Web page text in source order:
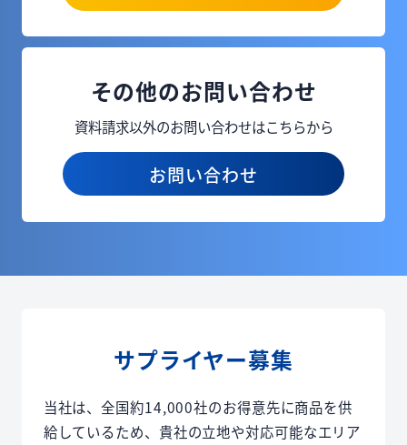
その他のお問い合わせ
資料請求以外のお問い合わせはこちらから
お問い合わせ
サプライヤー募集
当社は、全国約14,000社のお得意先に商品を供
給しているため、貴社の立地や対応可能なエリア